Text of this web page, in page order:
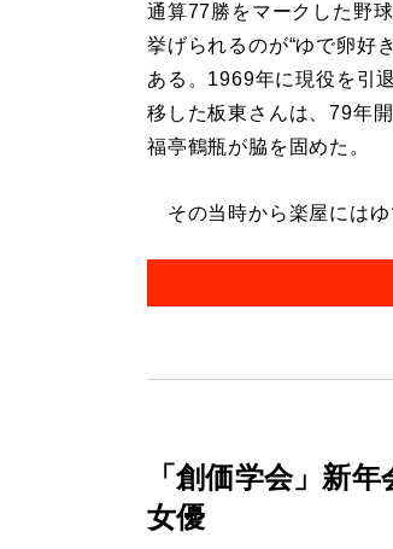
通算77勝をマークした野
挙げられるのが“ゆで卵好
ある。1969年に現役を引
移した板東さんは、79年
福亭鶴瓶が脇を固めた。
その当時から楽屋にはゆ
「創価学会」新
女優